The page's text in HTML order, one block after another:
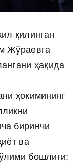
қилинган
Жўраевга
ҳақида
ҳокимининг
биринчи
ва
бошлиғи;